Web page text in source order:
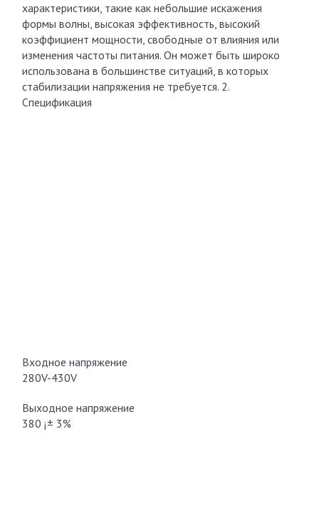
характеристики, такие как небольшие искажения
формы волны, высокая эффективность, высокий
коэффициент мощности, свободные от влияния или
изменения частоты питания. Он может быть широко
использована в большинстве ситуаций, в которых
стабилизации напряжения не требуется. 2.
Спецификация
Входное напряжение
280V-430V
Выходное напряжение
380 ¡± 3%